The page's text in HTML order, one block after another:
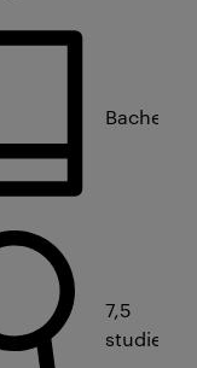
7,5